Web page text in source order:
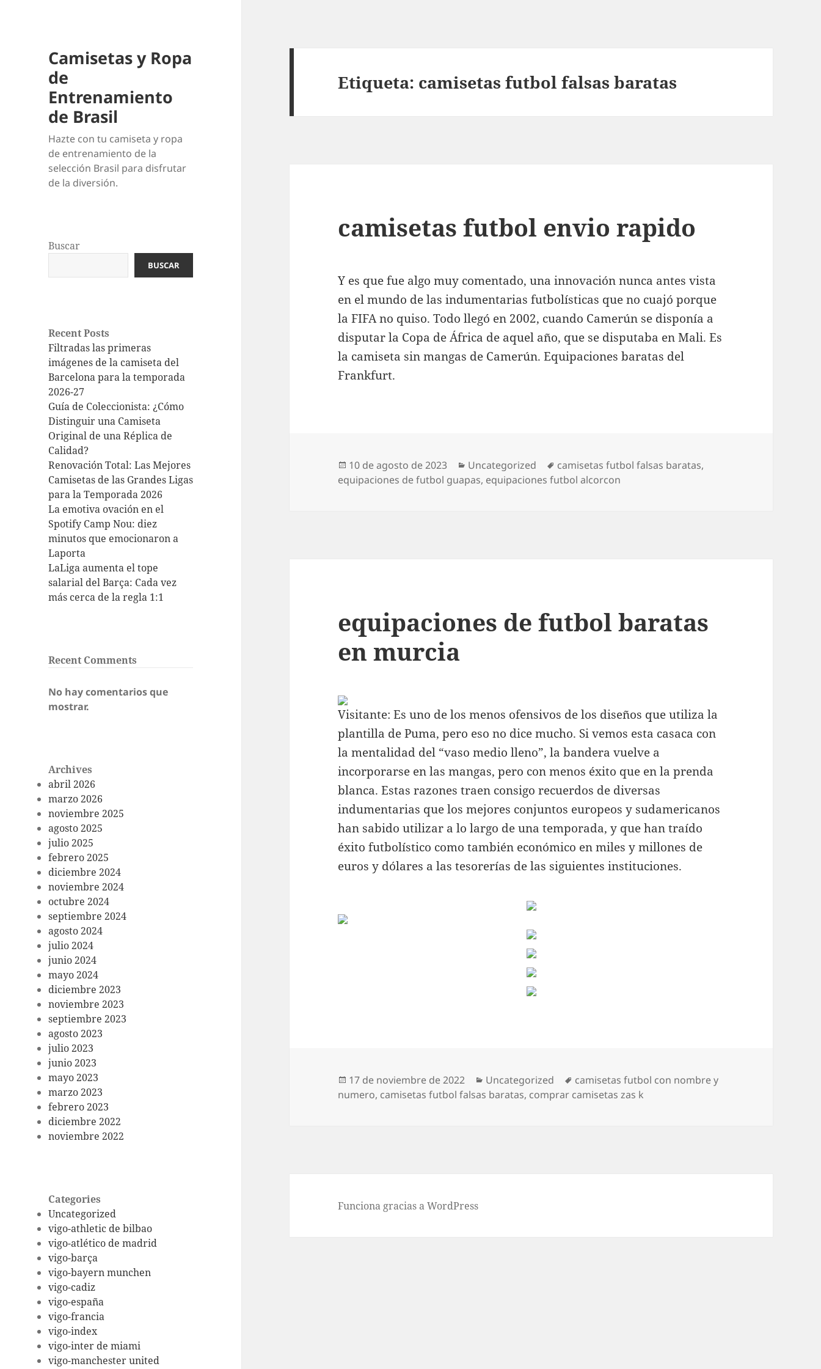
Camisetas y Ropa
de
Entrenamiento
de Brasil
Hazte con tu camiseta y ropa
de entrenamiento de la
selección Brasil para disfrutar
de la diversión.
Buscar
BUSCAR
Recent Posts
Filtradas las primeras
imágenes de la camiseta del
Barcelona para la temporada
2026-27
Guía de Coleccionista: ¿Cómo
Distinguir una Camiseta
Original de una Réplica de
Calidad?
Renovación Total: Las Mejores
Camisetas de las Grandes Ligas
para la Temporada 2026
La emotiva ovación en el
Spotify Camp Nou: diez
minutos que emocionaron a
Laporta
LaLiga aumenta el tope
salarial del Barça: Cada vez
más cerca de la regla 1:1
Recent Comments
No hay comentarios que
mostrar.
Archives
abril 2026
marzo 2026
noviembre 2025
agosto 2025
julio 2025
febrero 2025
diciembre 2024
noviembre 2024
octubre 2024
septiembre 2024
agosto 2024
julio 2024
junio 2024
mayo 2024
diciembre 2023
noviembre 2023
septiembre 2023
agosto 2023
julio 2023
junio 2023
mayo 2023
marzo 2023
febrero 2023
diciembre 2022
noviembre 2022
Categories
Uncategorized
vigo-athletic de bilbao
vigo-atlético de madrid
vigo-barça
vigo-bayern munchen
vigo-cadiz
vigo-españa
vigo-francia
vigo-index
vigo-inter de miami
vigo-manchester united
Etiqueta: camisetas futbol falsas baratas
camisetas futbol envio rapido
Y es que fue algo muy comentado, una innovación nunca antes vista
en el mundo de las indumentarias futbolísticas que no cuajó porque
la FIFA no quiso. Todo llegó en 2002, cuando Camerún se disponía a
disputar la Copa de África de aquel año, que se disputaba en Mali. Es
la camiseta sin mangas de Camerún. Equipaciones baratas del
Frankfurt.
Publicado
el
10 de agosto de 2023 Categorías
Uncategorized Etiquetas
camisetas futbol falsas baratas,
equipaciones de futbol guapas, equipaciones futbol alcorcon
equipaciones de futbol baratas
en murcia
Visitante: Es uno de los menos ofensivos de los diseños que utiliza la
plantilla de Puma, pero eso no dice mucho. Si vemos esta casaca con
la mentalidad del “vaso medio lleno”, la bandera vuelve a
incorporarse en las mangas, pero con menos éxito que en la prenda
blanca. Estas razones traen consigo recuerdos de diversas
indumentarias que los mejores conjuntos europeos y sudamericanos
han sabido utilizar a lo largo de una temporada, y que han traído
éxito futbolístico como también económico en miles y millones de
euros y dólares a las tesorerías de las siguientes instituciones.
Publicado
el
17 de noviembre de 2022 Categorías
Uncategorized Etiquetas
camisetas futbol con nombre y
numero, camisetas futbol falsas baratas, comprar camisetas zas k
Funciona gracias a WordPress